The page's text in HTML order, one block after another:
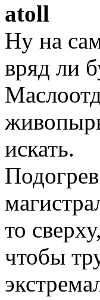
atoll
Ну на
вряд ли
искать.
то
чтобы